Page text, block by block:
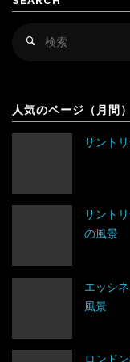
検
人気のページ（月間）
サント
サント
の風景
エッシ
風景
ロンド
キルギス
シンガポール
タイ
タジキスタン
チベット
中国